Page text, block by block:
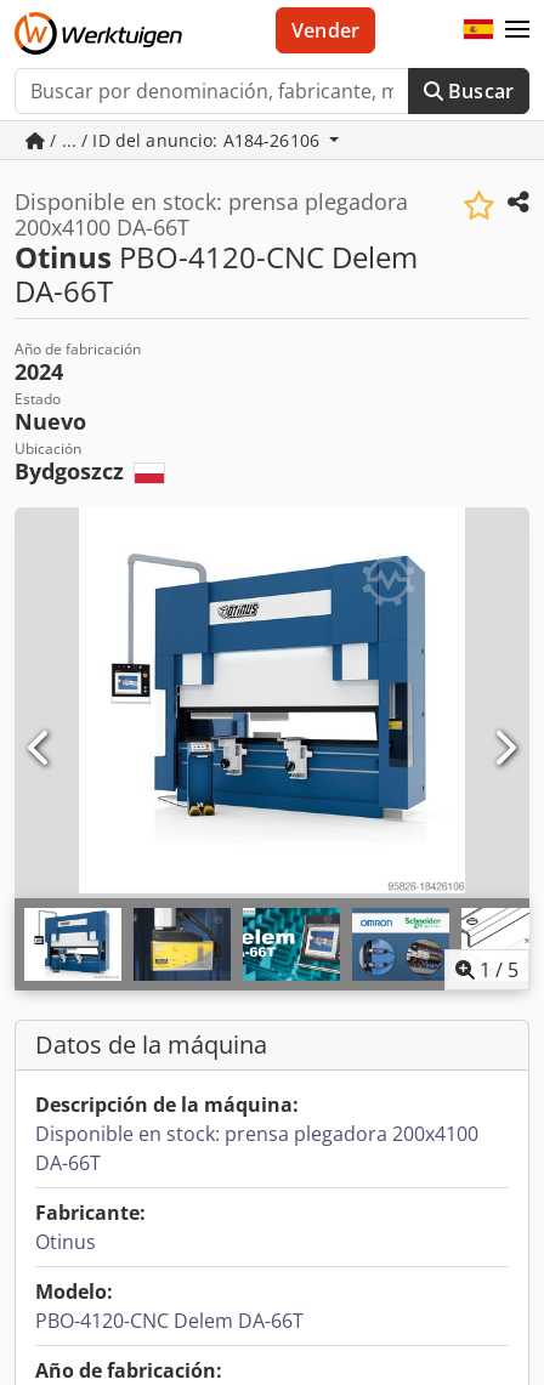
Buscar
Vender
/ ... / ID del anuncio: A184-26106
Disponible en stock: prensa plegadora
200x4100 DA-66T
Otinus PBO-4120-CNC Delem
DA-66T
Año de fabricación
2024
Estado
Nuevo
Ubicación
Bydgoszcz
1 / 5
Datos de la máquina
Descripción de la máquina:
Disponible en stock: prensa plegadora 200x4100
DA-66T
Fabricante:
Otinus
Modelo:
PBO-4120-CNC Delem DA-66T
Año de fabricación: